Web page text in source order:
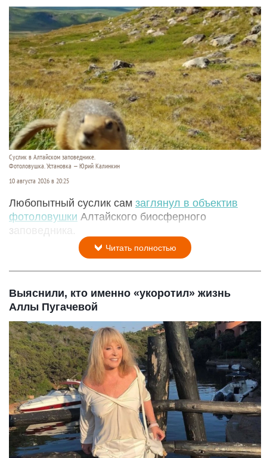
Суслик в Алтайском заповеднике.
Фотоловушка. Установка — Юрий Калинкин
10 августа 2026 в 20:25
Любопытный суслик сам заглянул в объектив
фотоловушки Алтайского биосферного
заповедника.
Читать полностью
Выяснили, кто именно «укоротил» жизнь
Аллы Пугачевой